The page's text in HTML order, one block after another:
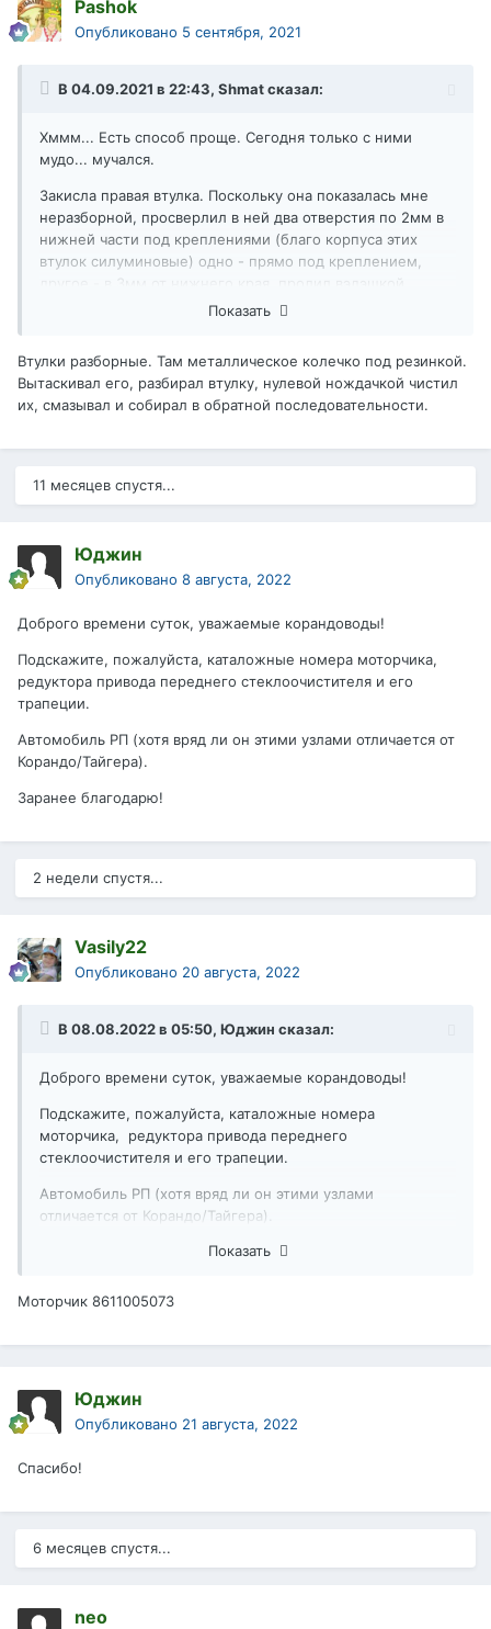
Pashok
Опубликовано 5 сентября, 2021
В 04.09.2021 в 22:43, Shmatсказал:
Хммм... Есть способ проще. Сегодня только с ними
мудо... мучался.
Закисла правая втулка. Поскольку она показалась мне
неразборной, просверлил в ней два отверстия по 2мм в
нижней части под креплениями (благо корпуса этих
втулок силуминовые) одно - прямо под креплением,
другое - в 3мм от нижнего края, пролил вэдэшкой.
Выливалась обратно какая-то красная хрень - не то
после можно было крутить просто от руки. Далее
прошприцевал графитовой смазкой, вставив 2 мл шприц
в одно из отверстий, пока из другого не полилось. Затем
пластилин). То же самое проделал и с левой втулкой,
чтобы второй раз не лазить.
махал даже при покупке.
примерно 2 сантиметра перегноя от листового опада и
спасать свои яйца. Естественно, всё было вычищено,
потому что нафига под капотом муравьи, посмотревшие
закисание трапеции?
Показать
Втулки разборные. Там металлическое колечко под резинкой.
Вытаскивал его, разбирал втулку, нулевой нождачкой чистил
их, смазывал и собирал в обратной последовательности.
11 месяцев спустя...
Юджин
Опубликовано 8 августа, 2022
Доброго времени суток, уважаемые корандоводы!
Подскажите, пожалуйста, каталожные номера моторчика,
редуктора привода переднего стеклоочистителя и его
трапеции.
Автомобиль РП (хотя вряд ли он этими узлами отличается от
Корандо/Тайгера).
Заранее благодарю!
2 недели спустя...
Vasily22
Опубликовано 20 августа, 2022
В 08.08.2022 в 05:50, Юджин сказал:
Доброго времени суток, уважаемые корандоводы!
Подскажите, пожалуйста, каталожные номера
моторчика, редуктора привода переднего
стеклоочистителя и его трапеции.
Автомобиль РП (хотя вряд ли он этими узлами
отличается от Корандо/Тайгера).
Показать
Моторчик 8611005073
Юджин
Опубликовано 21 августа, 2022
Спасибо!
6 месяцев спустя...
neo